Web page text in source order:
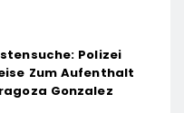
Polizei
Zum Aufenthalt
Gonzalez